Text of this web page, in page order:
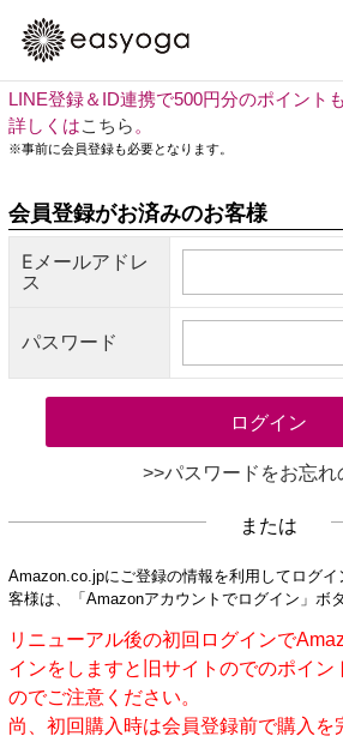
LINE登録＆ID連携で500円分のポイント
詳しくはこちら 。
※事前に会員登録も必要となります。
会員登録がお済みのお客様
Eメールアドレ
ス
パスワード
>>パスワードをお忘れ
または
Amazon.co.jpにご登録の情報を利用してログ
客様は、「Amazonアカウントでログイン」ボ
リニューアル後の初回ログインで
インをしますと旧サイトのでのポイン
のでご注意ください。
尚、初回購入時は会員登録前で購入を